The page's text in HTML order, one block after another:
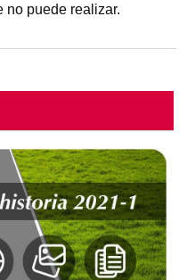
no puede realizar.